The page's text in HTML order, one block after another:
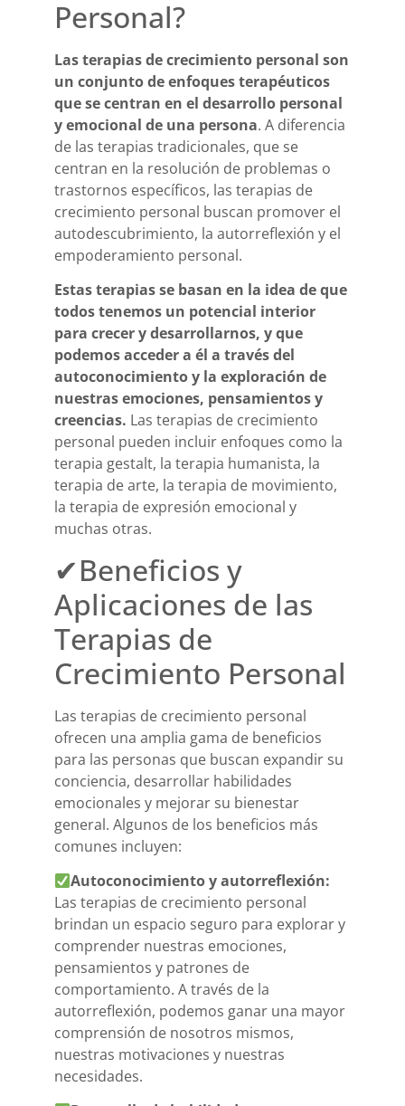
Personal?
Las terapias de crecimiento personal son
un conjunto de enfoques terapéuticos
que se centran en el desarrollo personal
y emocional de una persona. A diferencia
de las terapias tradicionales, que se
centran en la resolución de problemas o
trastornos específicos, las terapias de
crecimiento personal buscan promover el
autodescubrimiento, la autorreflexión y el
empoderamiento personal.
Estas terapias se basan en la idea de que
todos tenemos un potencial interior
para crecer y desarrollarnos, y que
podemos acceder a él a través del
autoconocimiento y la exploración de
nuestras emociones, pensamientos y
creencias. Las terapias de crecimiento
personal pueden incluir enfoques como la
terapia gestalt, la terapia humanista, la
terapia de arte, la terapia de movimiento,
la terapia de expresión emocional y
muchas otras.
✔Beneficios y
Aplicaciones de las
Terapias de
Crecimiento Personal
Las terapias de crecimiento personal
ofrecen una amplia gama de beneficios
para las personas que buscan expandir su
conciencia, desarrollar habilidades
emocionales y mejorar su bienestar
general. Algunos de los beneficios más
comunes incluyen:
Autoconocimiento y autorreflexión:
Las terapias de crecimiento personal
brindan un espacio seguro para explorar y
comprender nuestras emociones,
pensamientos y patrones de
comportamiento. A través de la
autorreflexión, podemos ganar una mayor
comprensión de nosotros mismos,
nuestras motivaciones y nuestras
necesidades.